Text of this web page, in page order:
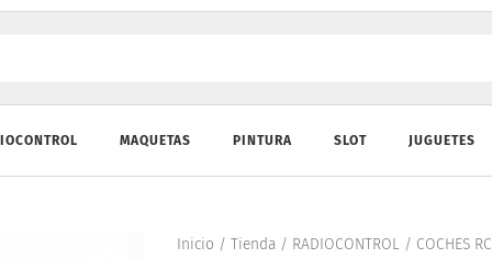
MAQUETAS PINTURA SLOT JUGUETES
Inicio / Tienda/ RADIOCONTROL/ COCHES RC